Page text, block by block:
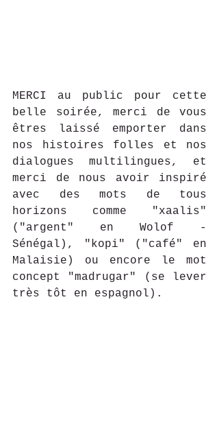
MERCI au public pour cette
belle soirée, merci de vous
êtres laissé emporter dans
nos histoires folles et nos
dialogues multilingues, et
merci de nous avoir inspiré
avec des mots de tous
horizons comme "xaalis"
("argent" en Wolof -
Sénégal), "kopi" ("café" en
Malaisie) ou encore le mot
concept "madrugar" (se lever
très tôt en espagnol).